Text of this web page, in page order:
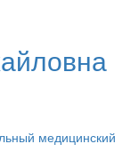
медицинский